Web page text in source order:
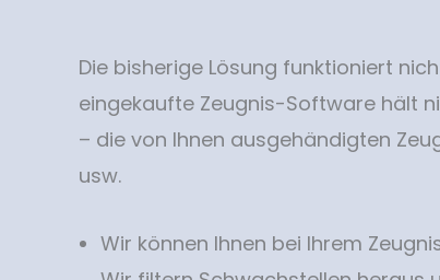
Die bisherige Lösung funktioniert
eingekaufte Zeugnis-Software hält
– die von Ihnen ausgehändigten
usw.
Wir können Ihnen bei Ihrem